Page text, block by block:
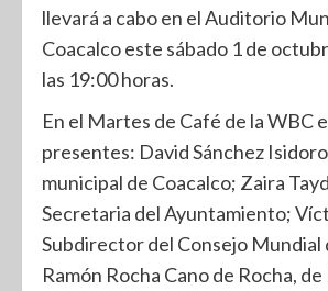
llevará a cabo en el Auditorio
Coacalco este sábado 1 de
las 19:00 horas.
En el Martes de Café de la WBC
presentes: David Sánchez
municipal de Coacalco; Zaira
Secretaria del Ayuntamiento;
Subdirector del Consejo Mundial
Ramón Rocha Cano de Rocha,